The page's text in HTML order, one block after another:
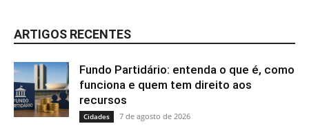
ARTIGOS RECENTES
Fundo Partidário: entenda o que é, como
funciona e quem tem direito aos
recursos
Cidades 7 de agosto de 2026